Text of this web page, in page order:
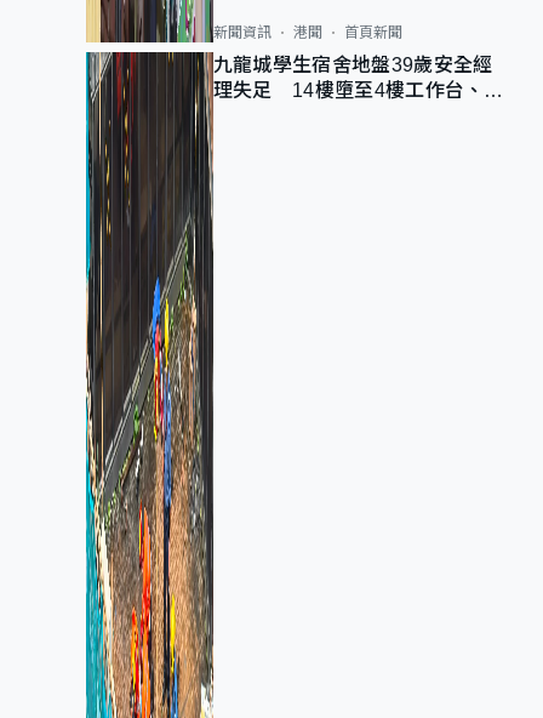
新聞資訊 港聞 首頁新聞
九龍城學生宿舍地盤39歲安全經
理失足 14樓墮至4樓工作台、送